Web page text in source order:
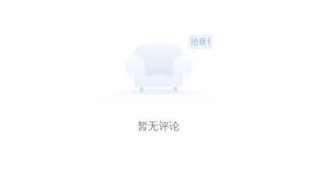
暂无评论